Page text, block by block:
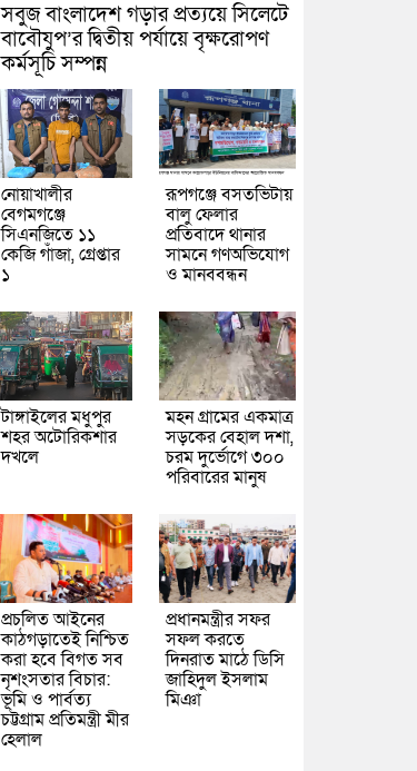
সবুজ বাংলাদেশ গড়ার প্রত্যয়ে সিলেটে
বাবৌযুপ’র দ্বিতীয় পর্যায়ে বৃক্ষরোপণ
কর্মসূচি সম্পন্ন
নোয়াখালীর
বেগমগঞ্জে
সিএনজিতে ১১
কেজি গাঁজা, গ্রেপ্তার
১
রূপগঞ্জে বসতভিটায়
বালু ফেলার
প্রতিবাদে থানার
সামনে গণঅভিযোগ
ও মানববন্ধন
টাঙ্গাইলের মধুপুর
শহর অটোরিকশার
দখলে
মহন গ্রামের একমাত্র
সড়কের বেহাল দশা,
চরম দুর্ভোগে ৩০০
পরিবারের মানুষ
প্রচলিত আইনের
কাঠগড়াতেই নিশ্চিত
করা হবে বিগত সব
নৃশংসতার বিচার:
ভূমি ও পার্বত্য
চট্টগ্রাম প্রতিমন্ত্রী মীর
হেলাল
প্রধানমন্ত্রীর সফর
সফল করতে
দিনরাত মাঠে ডিসি
জাহিদুল ইসলাম
মিঞা